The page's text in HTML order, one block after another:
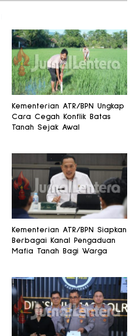
Kementerian ATR/BPN Ungkap
Cara Cegah Konflik Batas
Tanah Sejak Awal
Kementerian ATR/BPN Siapkan
Berbagai Kanal Pengaduan
Mafia Tanah Bagi Warga